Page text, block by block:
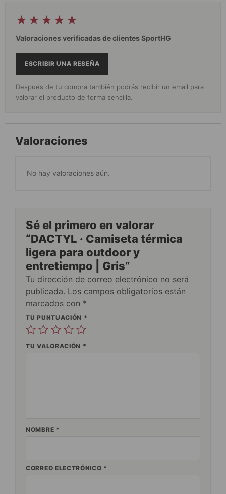
★★★★★
Valoraciones verificadas de clientes SportHG
ESCRIBIR UNA RESEÑA
Después de tu compra también podrás recibir un email para
valorar el producto de forma sencilla.
Valoraciones
No hay valoraciones aún.
Sé el primero en valorar
“DACTYL · Camiseta térmica
ligera para outdoor y
entretiempo | Gris”
Tu dirección de correo electrónico no será
publicada. Los campos obligatorios están
marcados con *
TU PUNTUACIÓN *
TU VALORACIÓN *
NOMBRE *
CORREO ELECTRÓNICO *